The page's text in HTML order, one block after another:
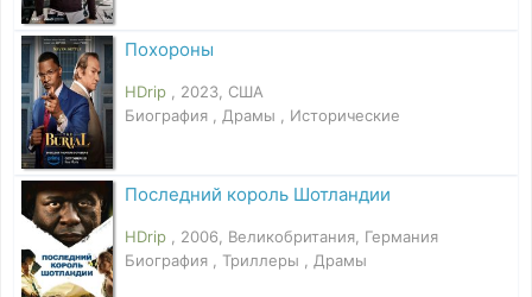
Похороны
HDrip
, 2023, США
Биография , Драмы , Исторические
Последний король Шотландии
HDrip
, 2006, Великобритания, Германия
Биография , Триллеры , Драмы